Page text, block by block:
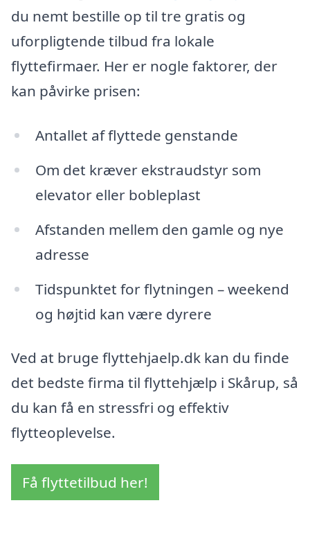
du nemt bestille op til tre gratis og
uforpligtende tilbud fra lokale
flyttefirmaer. Her er nogle faktorer, der
kan påvirke prisen:
Antallet af flyttede genstande
Om det kræver ekstraudstyr som
elevator eller bobleplast
Afstanden mellem den gamle og nye
adresse
Tidspunktet for flytningen – weekend
og højtid kan være dyrere
Ved at bruge flyttehjaelp.dk kan du finde
det bedste firma til flyttehjælp i Skårup, så
du kan få en stressfri og effektiv
flytteoplevelse.
Få flyttetilbud her!